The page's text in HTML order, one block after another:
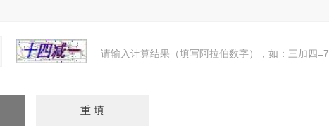
请输入计算结果（填写阿拉伯数字），如：三加四=7